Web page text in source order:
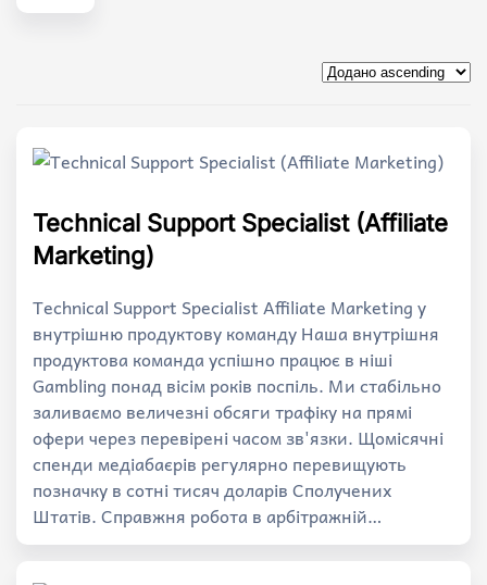
Technical Support Specialist (Affiliate
Marketing)
Technical Support Specialist Affiliate Marketing у
внутрішню продуктову команду Наша внутрішня
продуктова команда успішно працює в ніші
Gambling понад вісім років поспіль. Ми стабільно
заливаємо величезні обсяги трафіку на прямі
офери через перевірені часом зв'язки. Щомісячні
спенди медіабаєрів регулярно перевищують
позначку в сотні тисяч доларів Сполучених
Штатів. Справжня робота в арбітражній…